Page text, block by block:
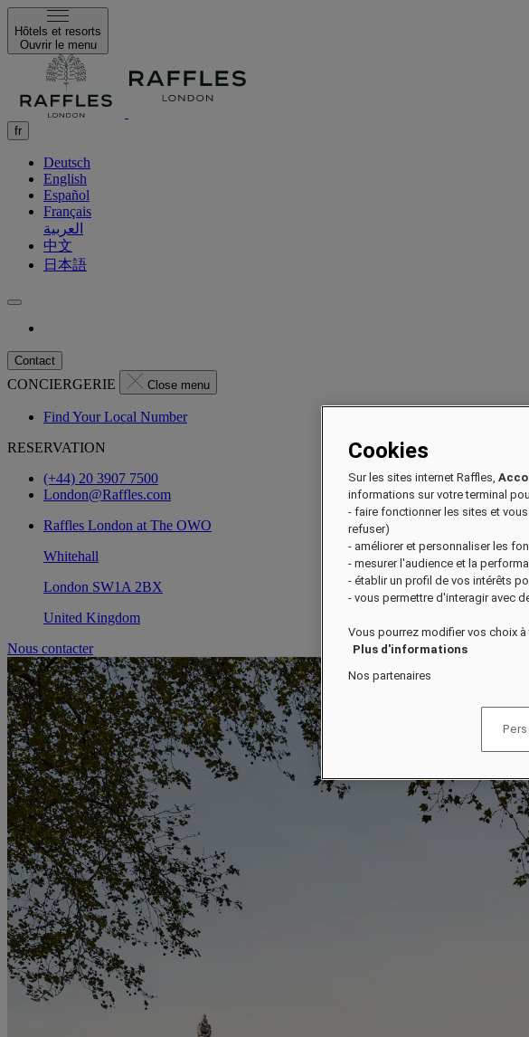
Hôtels et resorts
Ouvrir le menu
fr
Deutsch
English
Español
Français
العربية
中文
日本語
Contact
CONCIERGERIE Close menu
Find Your Local Number
RESERVATION
(+44) 20 3907 7500
London@Raffles.com
Raffles London at The OWO
Whitehall
London SW1A 2BX
United Kingdom
Nous contacter
Cookies
Sur les sites internet Raffles,
informations sur votre terminal
- faire fonctionner les sites et
refuser)
- améliorer et personnaliser les
- mesurer l'audience et la
- établir un profil de vos intérêts
- vous permettre d'interagir avec
Vous pourrez modifier vos choix
Plus d'informations
Nos partenaires